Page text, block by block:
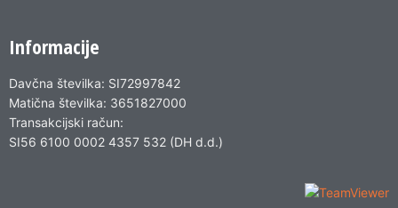
Informacije
Davčna številka: SI72997842
Matična številka: 3651827000
Transakcijski račun:
SI56 6100 0002 4357 532 (DH d.d.)